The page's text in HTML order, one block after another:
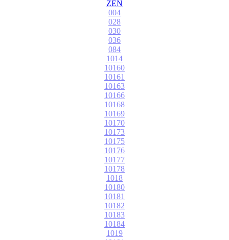
ZEN
004
028
030
036
084
1014
10160
10161
10163
10166
10168
10169
10170
10173
10175
10176
10177
10178
1018
10180
10181
10182
10183
10184
1019